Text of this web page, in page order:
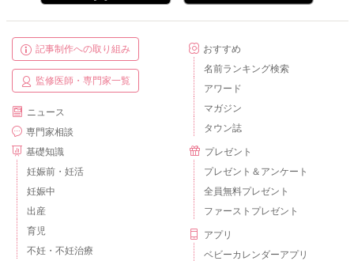
記事制作への取り組み
監修医師・専門家一覧
ニュース
専門家相談
基礎知識
妊娠前・妊活
妊娠中
出産
育児
不妊・不妊治療
おすすめ
名前ランキング検索
アワード
マガジン
タウン誌
プレゼント
プレゼント＆アンケート
全員無料プレゼント
ファーストプレゼント
アプリ
ベビーカレンダーアプリ